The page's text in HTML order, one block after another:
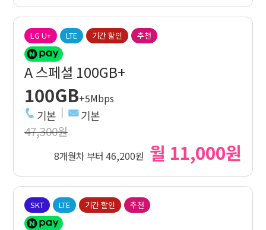
LG U+ LTE 기간 할인 추천
A 스페셜 100GB+
100GB+5Mbps
기본 기본
47,300원
8개월차 부터 46,200원 월 11,000원
SKT LTE 기간 할인 추천